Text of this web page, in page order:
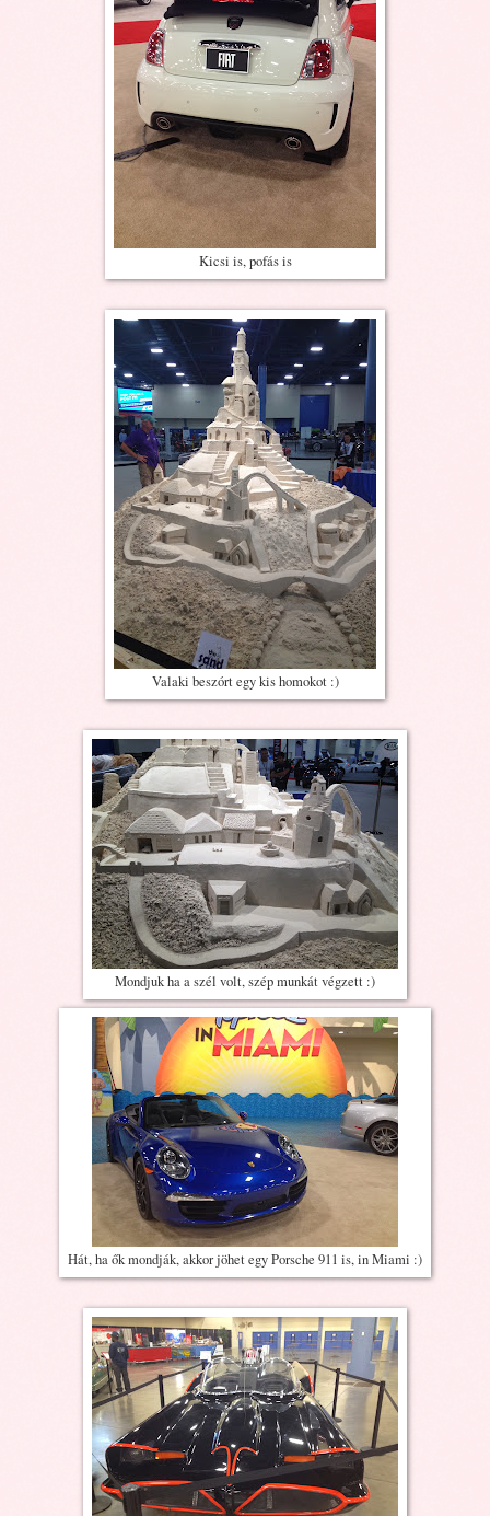
Kicsi is, pofás is
Valaki beszórt egy kis homokot :)
Mondjuk ha a szél volt, szép munkát végzett :)
Hát, ha ők mondják, akkor jöhet egy Porsche 911 is, in Miami :)